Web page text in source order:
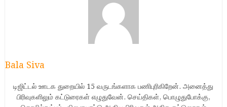
Bala Siva
டிஜிட்டல் ஊடக துறையில் 15 வருடங்களாக பணிபுரிகிறேன். அனைத்து
பிரிவுகளிலும் கட்டுரைகள் எழுதுவேன். செய்திகள், பொழுதுபோக்கு,